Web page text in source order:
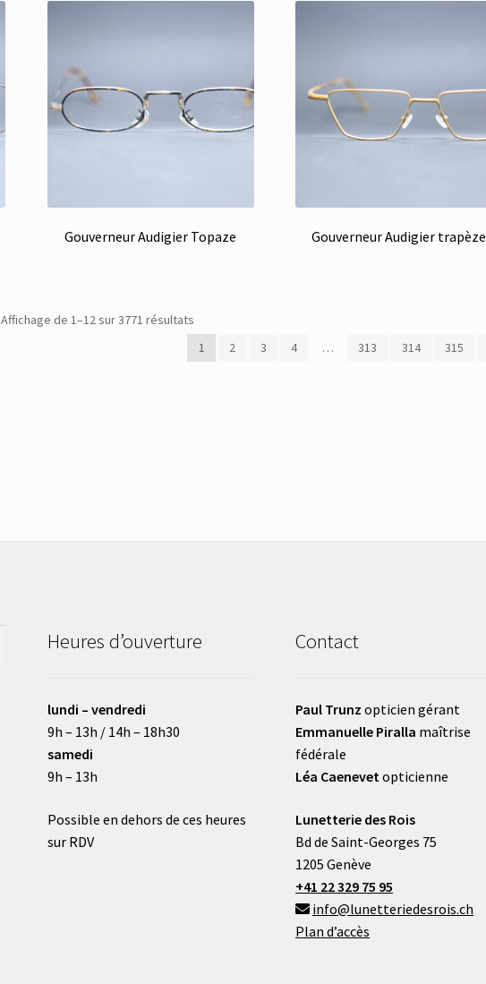
Gouverneur Audigier Topaze Gouverneur Audigier trapèze
Affichage de 1–12 sur 3771 résultats
du
plus
1 2 3 4 … 313 314 315
Heures d’ouverture
lundi – vendredi
9h – 13h / 14h – 18h30
samedi
9h – 13h
Possible en dehors de ces heures
sur RDV
Contact
Paul Trunz opticien gérant
Emmanuelle Piralla maîtrise
fédérale
Léa Caenevetopticienne
Lunetterie des Rois
Bd de Saint-Georges 75
1205 Genève
+41 22 329 75 95
info@lunetteriedesrois.ch
Plan d’accès